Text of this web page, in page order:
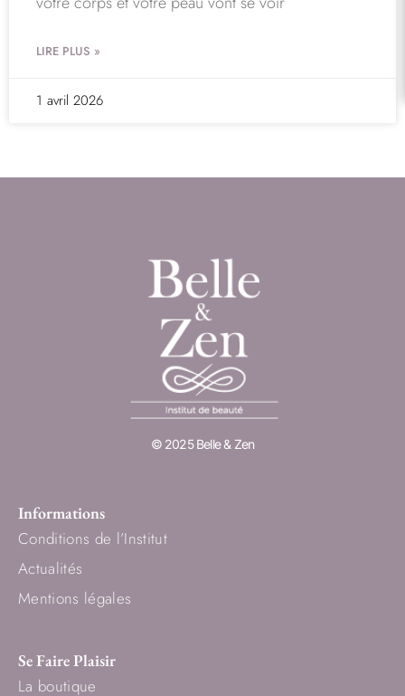
LIRE PLUS »
1 avril 2026
© 2025 Belle & Zen
Informations
Conditions de l’Institut
Actualités
Mentions légales
Se Faire Plaisir
La boutique